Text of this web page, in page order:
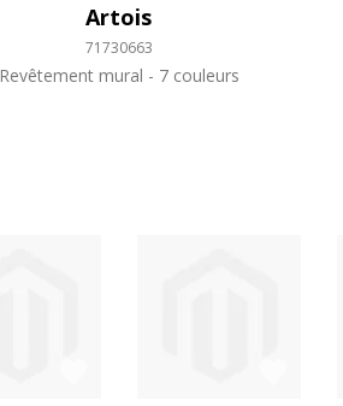
Artois
71730663
Revêtement mural 7 couleurs